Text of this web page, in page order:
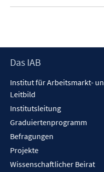
Footer
Das IAB
Institut für Arbeitsmarkt-
Leitbild
Institutsleitung
Graduiertenprogramm
Befragungen
Projekte
Wissenschaftlicher Beirat